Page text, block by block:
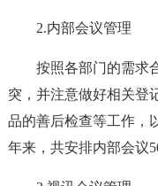
2.内部会议管理
按照各部门的需求
突，并注意做好相关登
品的善后检查等工作，
年来，共安排内部会议